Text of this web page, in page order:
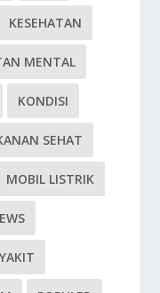
KESEHATAN
MENTAL
KONDISI
SEHAT
MOBIL LISTRIK